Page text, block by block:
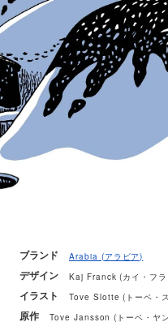
ブランド Arabia (アラビア)
デザイン Kaj Franck (カイ・フラ
イラスト Tove Slotte (トーベ・
原作 Tove Jansson (トーベ・ヤ